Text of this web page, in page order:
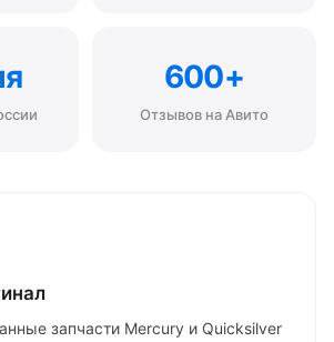
600+
Отзывов на Авито
запчасти Mercury и Quicksilver